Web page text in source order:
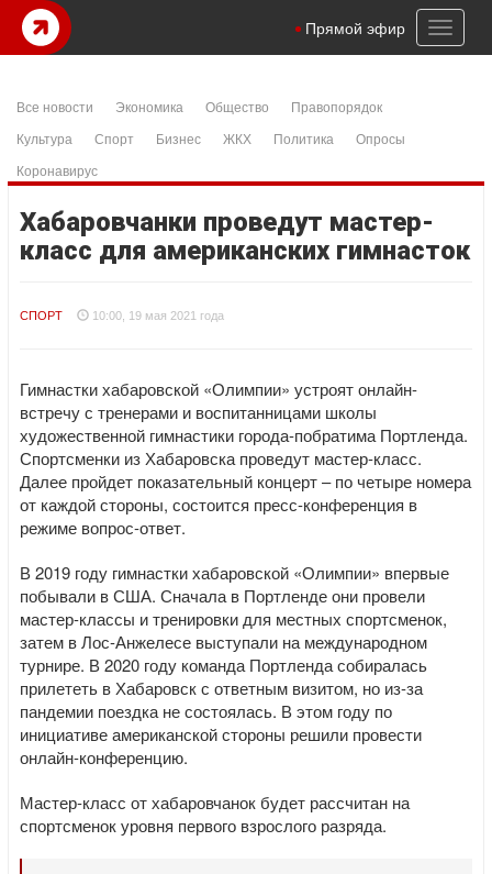
Toggle
Прямой эфир
Все новости Экономика Общество
Правопорядок
Культура
Спорт Бизнес ЖКХ Политика
Опросы
Коронавирус
Хабаровчанки проведут мастер-
класс для американских гимнасток
СПОРТ 10:00, 19 мая 2021 года
Гимнастки хабаровской «Олимпии» устроят онлайн-
встречу с тренерами и воспитанницами школы
художественной гимнастики города-побратима Портленда.
Спортсменки из Хабаровска проведут мастер-класс.
Далее пройдет показательный концерт – по четыре номера
от каждой стороны, состоится пресс-конференция в
режиме вопрос-ответ.
В 2019 году гимнастки хабаровской «Олимпии» впервые
побывали в США. Сначала в Портленде они провели
мастер-классы и тренировки для местных спортсменок,
затем в Лос-Анжелесе выступали на международном
турнире. В 2020 году команда Портленда собиралась
прилететь в Хабаровск с ответным визитом, но из-за
пандемии поездка не состоялась. В этом году по
инициативе американской стороны решили провести
онлайн-конференцию.
Мастер-класс от хабаровчанок будет рассчитан на
спортсменок уровня первого взрослого разряда.